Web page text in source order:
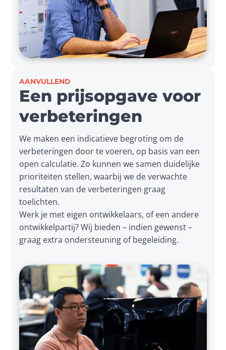
AANVULLEND
Een prijsopgave voor
verbeteringen
We maken een indicatieve begroting om de
verbeteringen door te voeren, op basis van een
open calculatie. Zo kunnen we samen duidelijke
prioriteiten stellen, waarbij we de verwachte
resultaten van de verbeteringen graag
toelichten.
Werk je met eigen ontwikkelaars, of een andere
ontwikkelpartij? Wij bieden – indien gewenst –
graag extra ondersteuning of begeleiding.